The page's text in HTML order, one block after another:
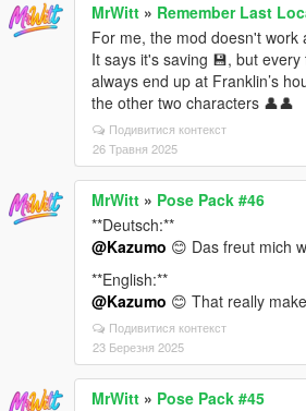
MrWitt » Remember Last
For me, the mod doesn't work
It says it's saving 💾, but
always end up at Franklin’s
the other two characters 👤👤
Подивитися контекст
26 Травня 2025
MrWitt » Pose Pack #46
**Deutsch:**
@Kazumo 😊 Das freut mich
**English:**
@Kazumo 😊 That really
Подивитися контекст
23 Березня 2025
MrWitt » Pose Pack #45